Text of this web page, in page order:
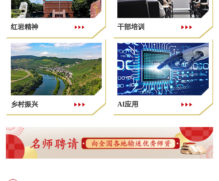
红岩精神 干部培训
乡村振兴 AI应用